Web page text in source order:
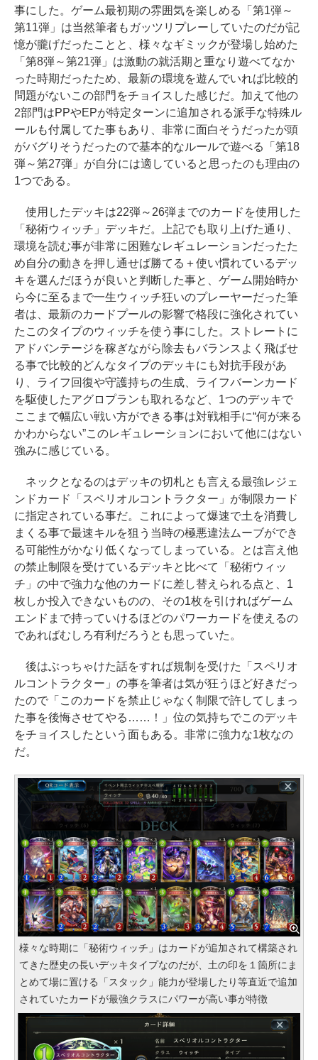
事にした。ゲーム最初期の雰囲気を楽しめる「第1弾～
第11弾」は当然筆者もガッツリプレーしていたのだが記
憶が朧げだったことと、様々なギミックが登場し始めた
「第8弾～第21弾」は激動の就活期と重なり遊べてなか
った時期だったため、最新の環境を遊んでいれば比較的
問題がないこの部門をチョイスした感じだ。加えて他の
2部門はPPやEPが特定ターンに追加される派手な特殊ル
ールも付属してた事もあり、非常に面白そうだったが頭
がバグりそうだったので基本的なルールで遊べる「第18
弾～第27弾」が自分には適していると思ったのも理由の
1つである。
使用したデッキは22弾～26弾までのカードを使用した
「秘術ウィッチ」デッキだ。上記でも取り上げた通り、
環境を読む事が非常に困難なレギュレーションだったた
め自分の動きを押し通せば勝てる＋使い慣れているデッ
キを選んだほうが良いと判断した事と、ゲーム開始時か
ら今に至るまで一生ウィッチ狂いのプレーヤーだった筆
者は、最新のカードプールの影響で格段に強化されてい
たこのタイプのウィッチを使う事にした。ストレートに
アドバンテージを稼ぎながら除去もバランスよく飛ばせ
る事で比較的どんなタイプのデッキにも対抗手段があ
り、ライフ回復や守護持ちの生成、ライフバーンカード
を駆使したアグロプランも取れるなど、1つのデッキで
ここまで幅広い戦い方ができる事は対戦相手に“何が来る
かわからない”このレギュレーションにおいて他にはない
強みに感じている。
ネックとなるのはデッキの切札とも言える最強レジェ
ンドカード「スペリオルコントラクター」が制限カード
に指定されている事だ。これによって爆速で土を消費し
まくる事で最速キルを狙う当時の極悪違法ムーブができ
る可能性がかなり低くなってしまっている。とは言え他
の禁止制限を受けているデッキと比べて「秘術ウィッ
チ」の中で強力な他のカードに差し替えられる点と、1
枚しか投入できないものの、その1枚を引ければゲーム
エンドまで持っていけるほどのパワーカードを使えるの
であればむしろ有利だろうとも思っていた。
後はぶっちゃけた話をすれば規制を受けた「スペリオ
ルコントラクター」の事を筆者は気が狂うほど好きだっ
たので「このカードを禁止じゃなく制限で許してしまっ
た事を後悔させてやる……！」位の気持ちでこのデッキ
をチョイスしたという面もある。非常に強力な1枚なの
だ。
様々な時期に「秘術ウィッチ」はカードが追加されて構築され
てきた歴史の長いデッキタイプなのだが、土の印を１箇所にま
とめて場に置ける「スタック」能力が登場したり等直近で追加
されていたカードが最強クラスにパワーが高い事が特徴